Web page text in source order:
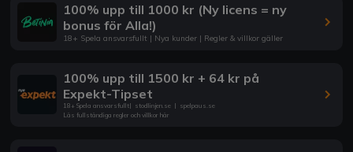
100% upp till 1000 kr (Ny licens = ny
bonus för Alla!)
18+ Spela ansvarsfullt | Nya kunder | Regler & villkor gäller
100% upp till 1500 kr + 64 kr på
Expekt-Tipset
18+ Spela ansvarsfullt| stodlinjen.se | spelpaus.se
Läs fullständiga regler och villkor här